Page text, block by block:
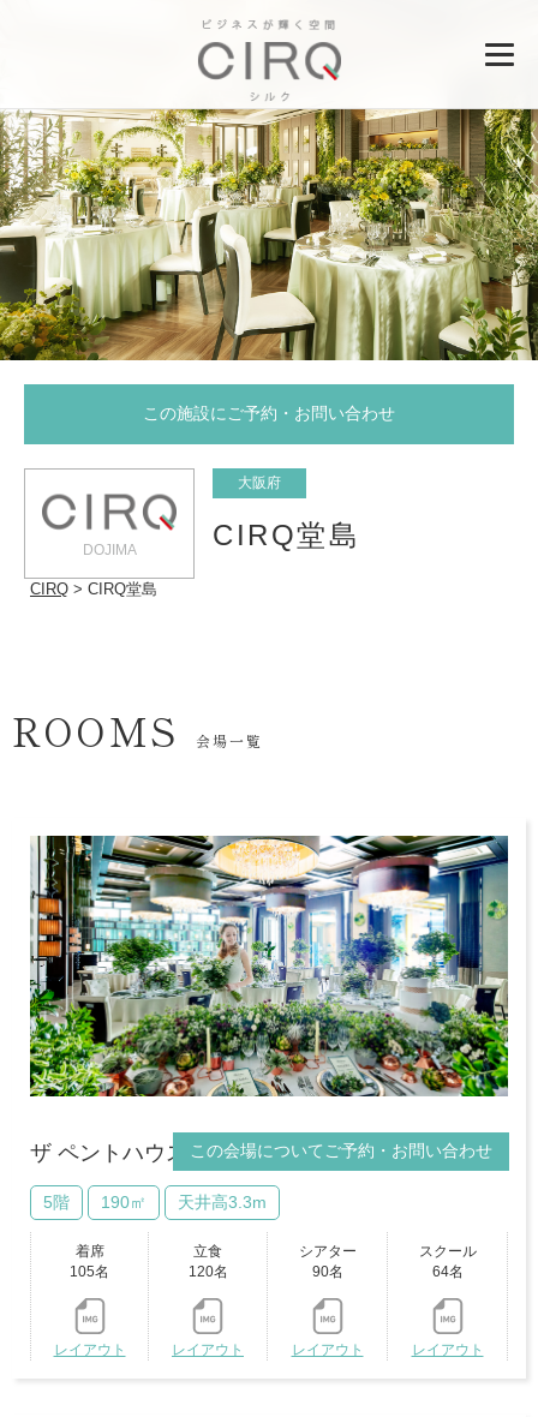
この施設にご予約・お問い合わせ
DOJIMA
大阪府
CIRQ堂島
CIRQ CIRQ堂島
ROOMS 会場一覧
この会場についてご予約・お問い合わせ
ザ ペントハウススイートVRビュー
5階 190㎡ 天井高3.3m
着席
105名
レイアウト
立食
120名
レイアウト
シアター
90名
レイアウト
スクール
64名
レイアウト